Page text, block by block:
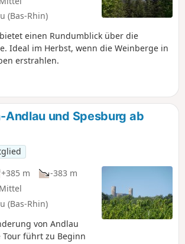
(Bas-Rhin)
einen Rundumblick über die
Ideal im Herbst, wenn die Weinberge in
erstrahlen.
Andlau und Spesburg ab
+385 m
-383 m
Mittel
(Bas-Rhin)
von Andlau
führt zu Beginn